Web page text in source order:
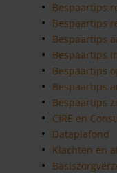
Bespaartips
Bespaartips
Bespaartips
Bespaartips
Bespaartips
Bespaartips
Bespaartips
CIRE en
Dataplafond
Klachten en